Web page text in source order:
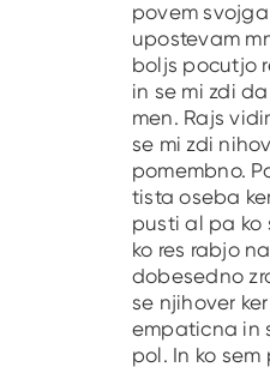
povem
upostevam
boljs pocutjo
in se mi zdi
men. Rajs
se mi zdi
pomembno.
tista oseba
pusti al pa ko
ko res rabjo
dobesedno
se njihover
empaticna in
pol. In ko